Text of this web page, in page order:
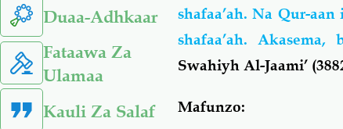
Duaa-Adhkaar
Fataawa Za
Ulamaa
Kauli Za Salaf
shafaa’ah. Na Qur-
shafaa’ah. Akasema,
Swahiyh Al-Jaami’
Mafunzo: